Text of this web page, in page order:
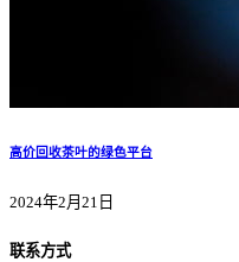
高价回收茶叶的绿色平台
2024年2月21日
联系方式